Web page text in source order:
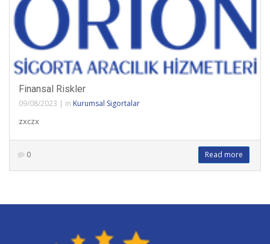
Finansal Riskler
09/08/2023 | in Kurumsal Sigortalar
zxczx
0 Read more